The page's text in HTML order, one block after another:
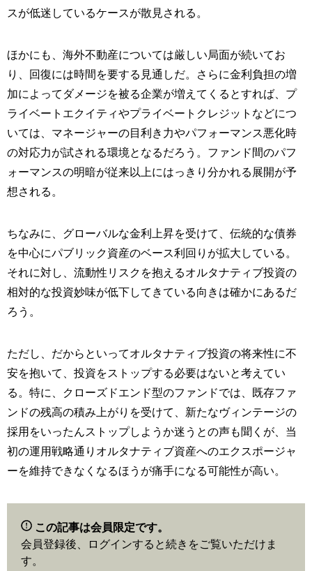
スが低迷しているケースが散見される。
ほかにも、海外不動産については厳しい局面が続いてお
り、回復には時間を要する見通しだ。さらに金利負担の増
加によってダメージを被る企業が増えてくるとすれば、プ
ライベートエクイティやプライベートクレジットなどにつ
いては、マネージャーの目利き力やパフォーマンス悪化時
の対応力が試される環境となるだろう。ファンド間のパフ
ォーマンスの明暗が従来以上にはっきり分かれる展開が予
想される。
ちなみに、グローバルな金利上昇を受けて、伝統的な債券
を中心にパブリック資産のベース利回りが拡大している。
それに対し、流動性リスクを抱えるオルタナティブ投資の
相対的な投資妙味が低下してきている向きは確かにあるだ
ろう。
ただし、だからといってオルタナティブ投資の将来性に不
安を抱いて、投資をストップする必要はないと考えてい
る。特に、クローズドエンド型のファンドでは、既存ファ
ンドの残高の積み上がりを受けて、新たなヴィンテージの
採用をいったんストップしようか迷うとの声も聞くが、当
初の運用戦略通りオルタナティブ資産へのエクスポージャ
ーを維持できなくなるほうが痛手になる可能性が高い。
この記事は会員限定です。
会員登録後、ログインすると続きをご覧いただけま
す。